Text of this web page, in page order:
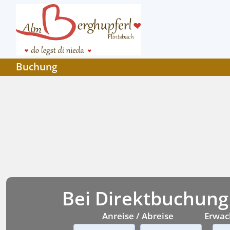
Buchung
Bei
Anreise / Abreise